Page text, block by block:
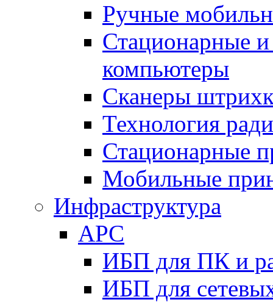
Ручные
Стационарные
компьютеры
Сканеры
Технология
Стационарные
Мобильные
Инфраструктура
APC
ИБП для ПК и
ИБП для